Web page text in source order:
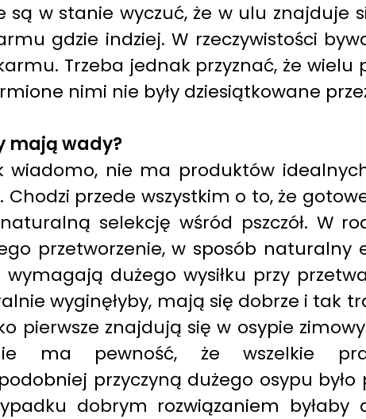
są w stanie wyczuć, że w ulu
gdzie indziej. W rzeczywistości
Trzeba jednak przyznać, że wielu
nimi nie były dziesiątkowane
mają wady?
wiadomo, nie ma produktów
Chodzi przede wszystkim o to, że
selekcję wśród pszczół. W
przetworzenie, w sposób
dużego wysiłku przy
wyginęłyby, mają się dobrze i tak
pierwsze znajdują się w osypie
ma pewność, że wszelkie
przyczyną dużego osypu
dobrym rozwiązaniem byłaby